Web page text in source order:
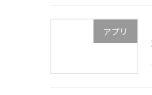
アプリ